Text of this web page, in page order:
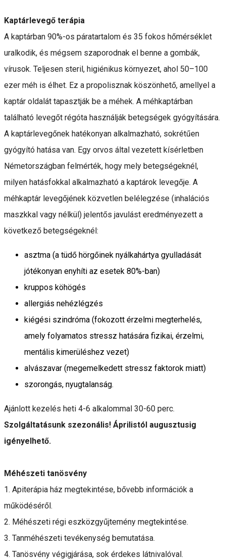
Kaptárlevegő terápia
A kaptárban 90%-os páratartalom és 35 fokos hőmérséklet
uralkodik, és mégsem szaporodnak el benne a gombák,
vírusok. Teljesen steril, higiénikus környezet, ahol 50–100
ezer méh is élhet. Ez a propolisznak köszönhető, amellyel a
kaptár oldalát tapasztják be a méhek. A méhkaptárban
található levegőt régóta használják betegségek gyógyítására.
A kaptárlevegőnek hatékonyan alkalmazható, sokrétűen
gyógyító hatása van. Egy orvos által vezetett kísérletben
Németországban felmérték, hogy mely betegségeknél,
milyen hatásfokkal alkalmazható a kaptárok levegője. A
méhkaptár levegőjének közvetlen belélegzése (inhalációs
maszkkal vagy nélkül) jelentős javulást eredményezett a
következő betegségeknél:
asztma (a tüdő hörgőinek nyálkahártya gyulladását
jótékonyan enyhíti az esetek 80%-ban)
kruppos köhögés
allergiás nehézlégzés
kiégési szindróma (fokozott érzelmi megterhelés,
amely folyamatos stressz hatására fizikai, érzelmi,
mentális kimerüléshez vezet)
alvászavar (megemelkedett stressz faktorok miatt)
szorongás, nyugtalanság.
Ajánlott kezelés heti 4-6 alkalommal 30-60 perc.
Szolgáltatásunk szezonális! Áprilistól augusztusig
igényelhető.
Méhészeti tanösvény
1. Apiterápia ház megtekintése, bővebb információk a
működéséről.
2. Méhészeti régi eszközgyűjtemény megtekintése.
3. Tanméhészeti tevékenység bemutatása.
4. Tanösvény végigjárása, sok érdekes látnivalóval.